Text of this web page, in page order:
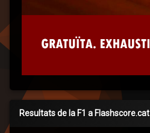
Resultats de la F1 a Flashscore.cat